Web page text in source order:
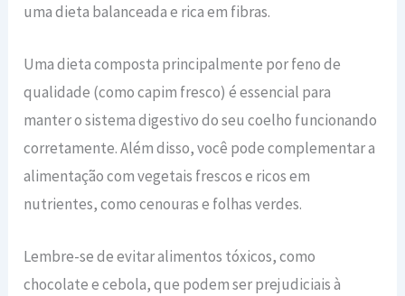
uma dieta balanceada e rica em fibras.
Uma dieta composta principalmente por feno de
qualidade (como capim fresco) é essencial para
manter o sistema digestivo do seu coelho funcionando
corretamente. Além disso, você pode complementar a
alimentação com vegetais frescos e ricos em
nutrientes, como cenouras e folhas verdes.
Lembre-se de evitar alimentos tóxicos, como
chocolate e cebola, que podem ser prejudiciais à